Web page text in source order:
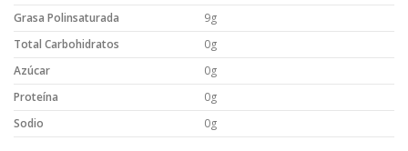
Grasa Polinsaturada
9g
Total Carbohidratos
0g
Azúcar
0g
Proteína
0g
Sodio
0g